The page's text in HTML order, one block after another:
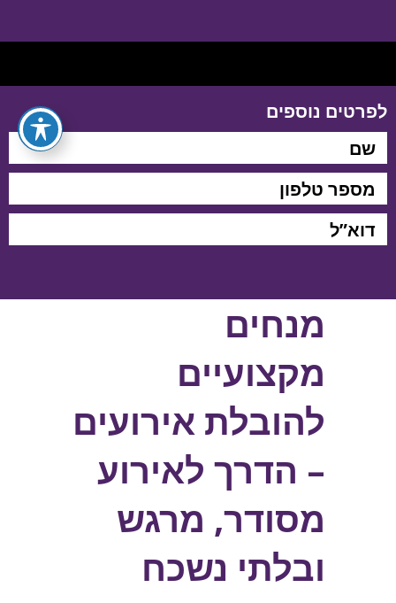
לפרטים נוספים
מנחים
מקצועיים
להובלת אירועים
– הדרך לאירוע
מסודר, מרגש
ובלתי נשכח